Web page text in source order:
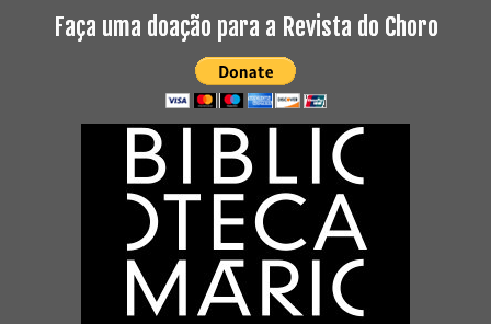
Faça uma doação para a Revista do Choro